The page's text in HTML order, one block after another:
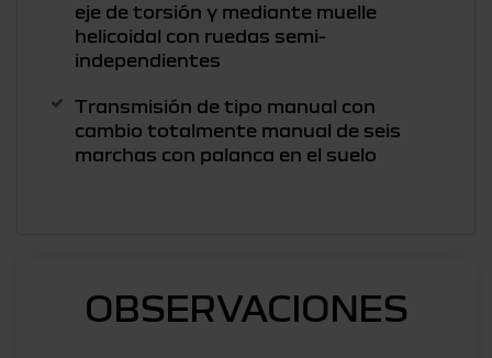
eje de torsión y mediante muelle
helicoidal con ruedas semi-
independientes
Transmisión de tipo manual con
cambio totalmente manual de seis
marchas con palanca en el suelo
OBSERVACIONES